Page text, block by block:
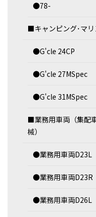
●78-
■キャンピング･マリ
●G'cle 24CP
●G'cle 27MSpec
●G'cle 31MSpec
■業務用車両（集配
械）
●業務用車両D23L
●業務用車両D23R
●業務用車両D26L